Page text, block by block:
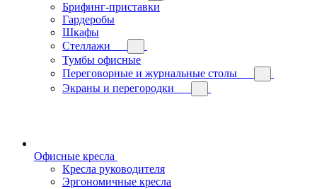
Брифинг-приставки
Гардеробы
Шкафы
Стеллажи
Тумбы офисные
Переговорные и журнальные столы
Экраны и перегородки
Офисные кресла
Кресла руководителя
Эргономичные кресла